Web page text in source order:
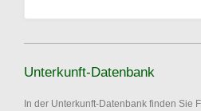
Unterkunft-Datenbank
In der Unterkunft-Datenbank finden Sie